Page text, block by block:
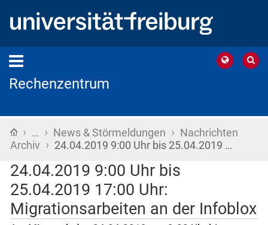
Rechenzentrum
Startseite
› … › News & Störmeldungen › Nachrichten
Archiv › 24.04.2019 9:00 Uhr bis 25.04.2019 …
24.04.2019 9:00 Uhr bis
25.04.2019 17:00 Uhr:
Migrationsarbeiten an der Infoblox